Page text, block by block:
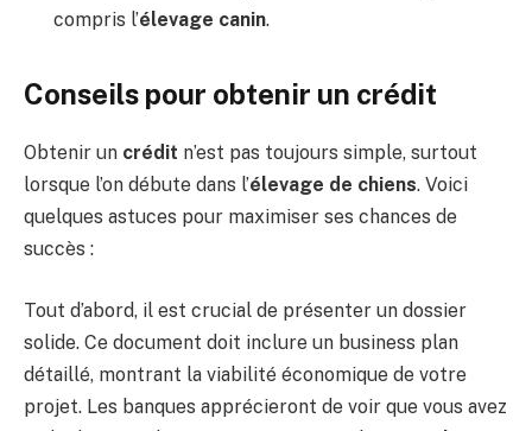
compris l’élevage canin.
Conseils pour obtenir un crédit
Obtenir un crédit n’est pas toujours simple, surtout
lorsque l’on débute dans l’élevage de chiens. Voici
quelques astuces pour maximiser ses chances de
succès :
Tout d’abord, il est crucial de présenter un dossier
solide. Ce document doit inclure un business plan
détaillé, montrant la viabilité économique de votre
projet. Les banques apprécieront de voir que vous avez